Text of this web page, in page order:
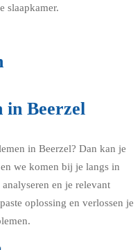
slaapkamer.
in Beerzel
in Beerzel? Dan kan je
we komen bij je langs in
en je relevant
oplossing en verlossen je